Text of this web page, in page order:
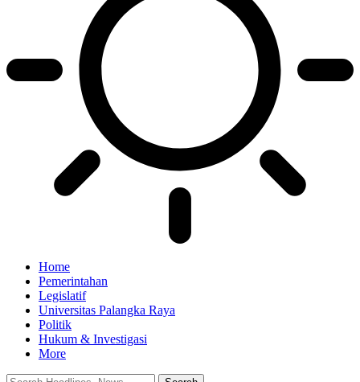
Home
Pemerintahan
Legislatif
Universitas Palangka Raya
Politik
Hukum & Investigasi
More